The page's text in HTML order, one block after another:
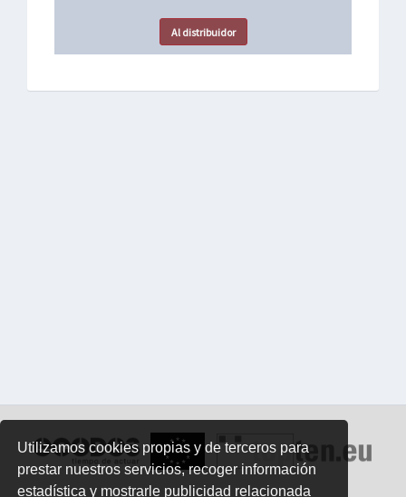
Utilizamos cookies propias y de terceros para
prestar nuestros servicios, recoger información
estadística y mostrarle publicidad relacionada
Al distribuidor